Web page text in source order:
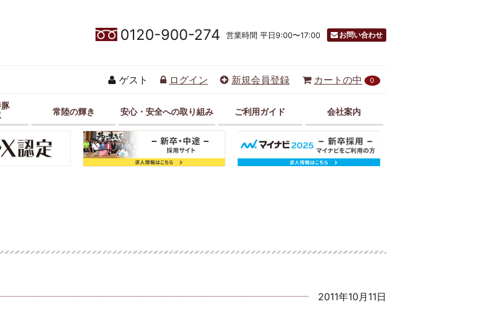
0120-900-274 営業時間 平日9:00〜17:00 お問い合わせ
ゲスト ログイン 新規会員登録 カートの中 0
常陸の輝き 安心・安全への取り組み ご利用ガイド 会社案内
2011年10月11日